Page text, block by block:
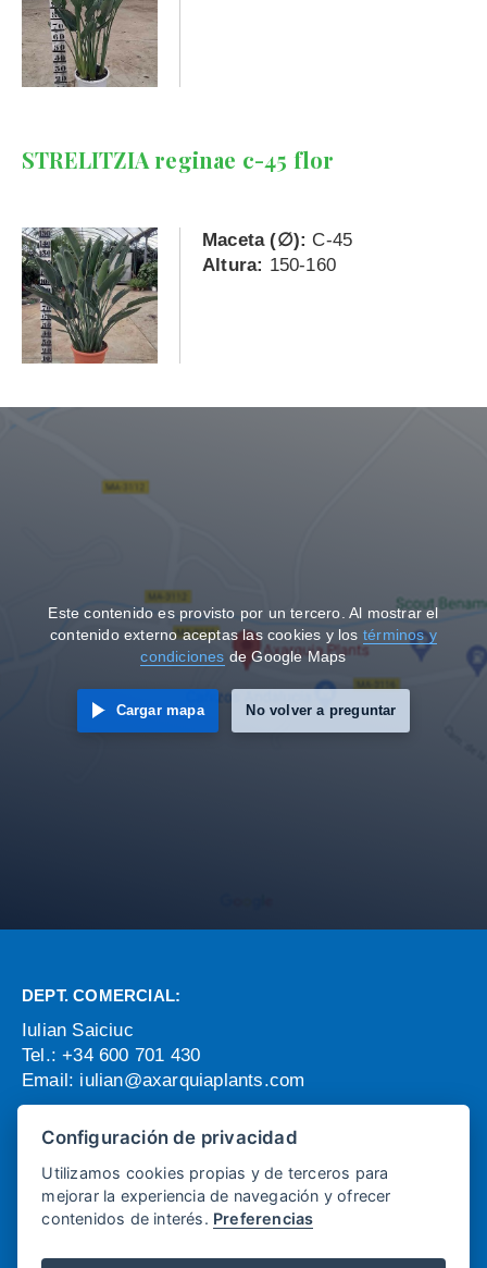
STRELITZIA reginae c-45 flor
Maceta (∅): C-45
Altura: 150-160
Este contenido es provisto por un tercero. Al mostrar el
contenido externo aceptas las cookies y los términos y
condiciones de Google Maps
Cargar mapa No volver a preguntar
DEPT. COMERCIAL:
Iulian Saiciuc
Tel.: +34 600 701 430
Email: iulian@axarquiaplants.com
OFICINA Y ADMINISTRACIÓN:
Email:monica@axarquiaplants.com
Javier Garcia
javier@axarquiaplants.com
Tel: + (34) 952 541 058
Configuración de privacidad
Utilizamos cookies propias y de terceros para
mejorar la experiencia de navegación y ofrecer
contenidos de interés. Preferencias